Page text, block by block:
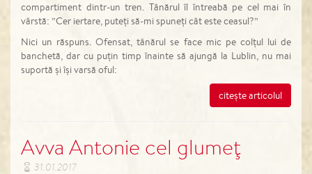
compartiment dintr-un tren. Tânărul îl întreabă pe cel mai în
vârstă: ”Cer iertare, puteți să-mi spuneți cât este ceasul?”
Nici un răspuns. Ofensat, tânărul se face mic pe colțul lui de
banchetă, dar cu puțin timp înainte să ajungă la Lublin, nu mai
suportă și își varsă oful:
citește articolul
Avva Antonie cel glumeţ
31.01.2017